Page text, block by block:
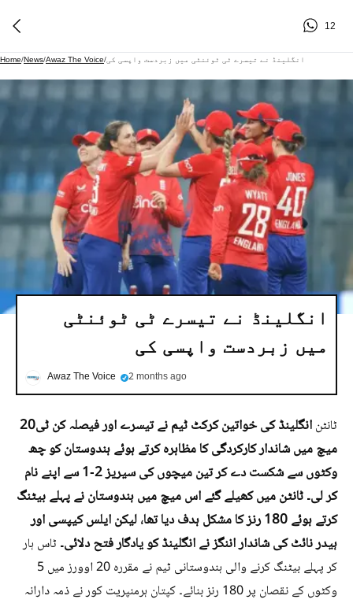
12
Home/News/Awaz The Voice/ انگلینڈ نے تیسرے ٹی ٹوئنٹی میں زبردست واپسی کی
انگلینڈ نے تیسرے ٹی ٹوئنٹی
میں زبردست واپسی کی
Awaz The Voice 2 months ago
ٹانٹن
انگلینڈ کی خواتین کرکٹ ٹیم نے تیسرے اور فیصلہ کن ٹی20
میچ میں شاندار کارکردگی کا مظاہرہ کرتے ہوئے ہندوستان کو چھ
وکٹوں سے شکست دے کر تین میچوں کی سیریز 2-1 سے اپنے نام
کر لی۔ ٹانٹن میں کھیلے گئے اس میچ میں ہندوستان نے پہلے بیٹنگ
کرتے ہوئے 180 رنز کا مشکل ہدف دیا تھا، لیکن ایلس کیپسی اور
ہیدر نائٹ کی شاندار اننگز نے انگلینڈ کو یادگار فتح دلائی۔ ٹاس ہار
کر پہلے بیٹنگ کرنے والی ہندوستانی ٹیم نے مقررہ 20 اوورز میں 5
وکٹوں کے نقصان پر 180 رنز بنائے۔ کپتان ہرمنپریت کور نے ذمہ دارانہ